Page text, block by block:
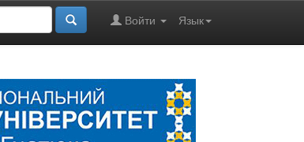
Язык
Войти